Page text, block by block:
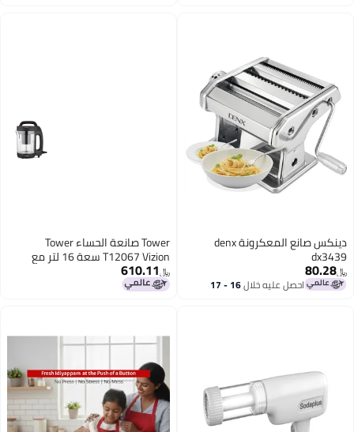
دينكس صانع المعكرونة denx
16 - 17
Tower صانعة الحساء Tower
T12067 Vizion سعة 16 لتر مع
جسم شفاف وحماية من الفيضانات
1000 واط باللون الأسود